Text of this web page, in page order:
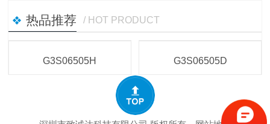
热品推荐 / HOT PRODUCT
G3S06505H G3S06505D